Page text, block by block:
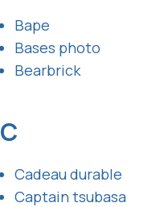
Bape
Bases photo
Bearbrick
C
Cadeau durable
Captain tsubasa